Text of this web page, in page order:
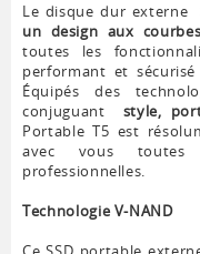
Le disque dur externe
un design aux
toutes les
performant et
Équipés des
conjuguant style,
Portable T5 est
avec vous toutes
professionnelles.
Technologie V-NAND